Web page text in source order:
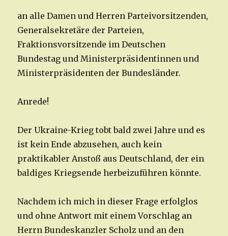
an alle Damen und Herren Parteivorsitzenden,
Generalsekretäre der Parteien,
Fraktionsvorsitzende im Deutschen
Bundestag und Ministerpräsidentinnen und
Ministerpräsidenten der Bundesländer.
Anrede!
Der Ukraine-Krieg tobt bald zwei Jahre und es
ist kein Ende abzusehen, auch kein
praktikabler Anstoß aus Deutschland, der ein
baldiges Kriegsende herbeizuführen könnte.
Nachdem ich mich in dieser Frage erfolglos
und ohne Antwort mit einem Vorschlag an
Herrn Bundeskanzler Scholz und an den